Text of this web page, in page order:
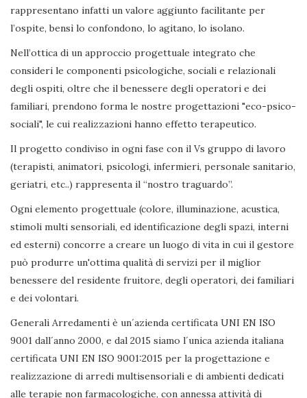
rappresentano infatti un valore aggiunto facilitante per
l’ospite, bensì lo confondono, lo agitano, lo isolano.
Nell’ottica di un approccio progettuale integrato che
consideri le componenti psicologiche, sociali e relazionali
degli ospiti, oltre che il benessere degli operatori e dei
familiari, prendono forma le nostre progettazioni "eco-psico-
sociali", le cui realizzazioni hanno effetto terapeutico.
Il progetto condiviso in ogni fase con il Vs gruppo di lavoro
(terapisti, animatori, psicologi, infermieri, personale sanitario,
geriatri, etc..) rappresenta il “nostro traguardo”.
Ogni elemento progettuale (colore, illuminazione, acustica,
stimoli multi sensoriali, ed identificazione degli spazi, interni
ed esterni) concorre a creare un luogo di vita in cui il gestore
può produrre un'ottima qualità di servizi per il miglior
benessere del residente fruitore, degli operatori, dei familiari
e dei volontari.
Generali Arredamenti è un´azienda certificata UNI EN ISO
9001 dall´anno 2000, e dal 2015 siamo l´unica azienda italiana
certificata UNI EN ISO 9001:2015 per la progettazione e
realizzazione di arredi multisensoriali e di ambienti dedicati
alle terapie non farmacologiche, con annessa attività di